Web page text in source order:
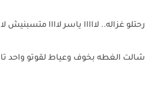
رحتلو غزاله.. لااااا ياسر لاااا متسبنيش
شالت الغطه بخوف وعياط لقوتو واحد